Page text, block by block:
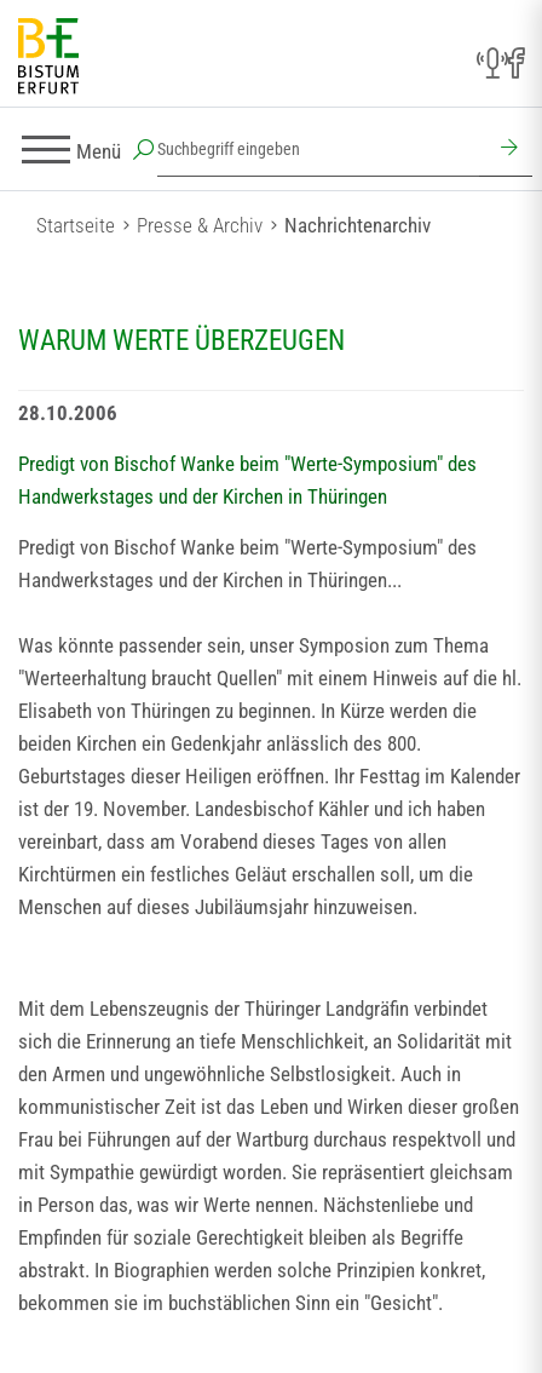
Menü
Startseite Presse & Archiv Nachrichtenarchiv
WARUM WERTE ÜBERZEUGEN
28.10.2006
Predigt von Bischof Wanke beim "Werte-Symposium" des
Handwerkstages und der Kirchen in Thüringen
Predigt von Bischof Wanke beim "Werte-Symposium" des
Handwerkstages und der Kirchen in Thüringen...
Was könnte passender sein, unser Symposion zum Thema
"Werteerhaltung braucht Quellen" mit einem Hinweis auf die hl.
Elisabeth von Thüringen zu beginnen. In Kürze werden die
beiden Kirchen ein Gedenkjahr anlässlich des 800.
Geburtstages dieser Heiligen eröffnen. Ihr Festtag im Kalender
ist der 19. November. Landesbischof Kähler und ich haben
vereinbart, dass am Vorabend dieses Tages von allen
Kirchtürmen ein festliches Geläut erschallen soll, um die
Menschen auf dieses Jubiläumsjahr hinzuweisen.
Mit dem Lebenszeugnis der Thüringer Landgräfin verbindet
sich die Erinnerung an tiefe Menschlichkeit, an Solidarität mit
den Armen und ungewöhnliche Selbstlosigkeit. Auch in
kommunistischer Zeit ist das Leben und Wirken dieser großen
Frau bei Führungen auf der Wartburg durchaus respektvoll und
mit Sympathie gewürdigt worden. Sie repräsentiert gleichsam
in Person das, was wir Werte nennen. Nächstenliebe und
Empfinden für soziale Gerechtigkeit bleiben als Begriffe
abstrakt. In Biographien werden solche Prinzipien konkret,
bekommen sie im buchstäblichen Sinn ein "Gesicht".